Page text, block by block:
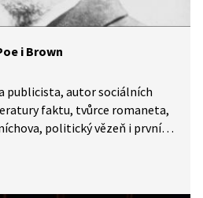
i Brown
publicista, autor sociálních
faktu, tvůrce romaneta,
politický vězeň i první